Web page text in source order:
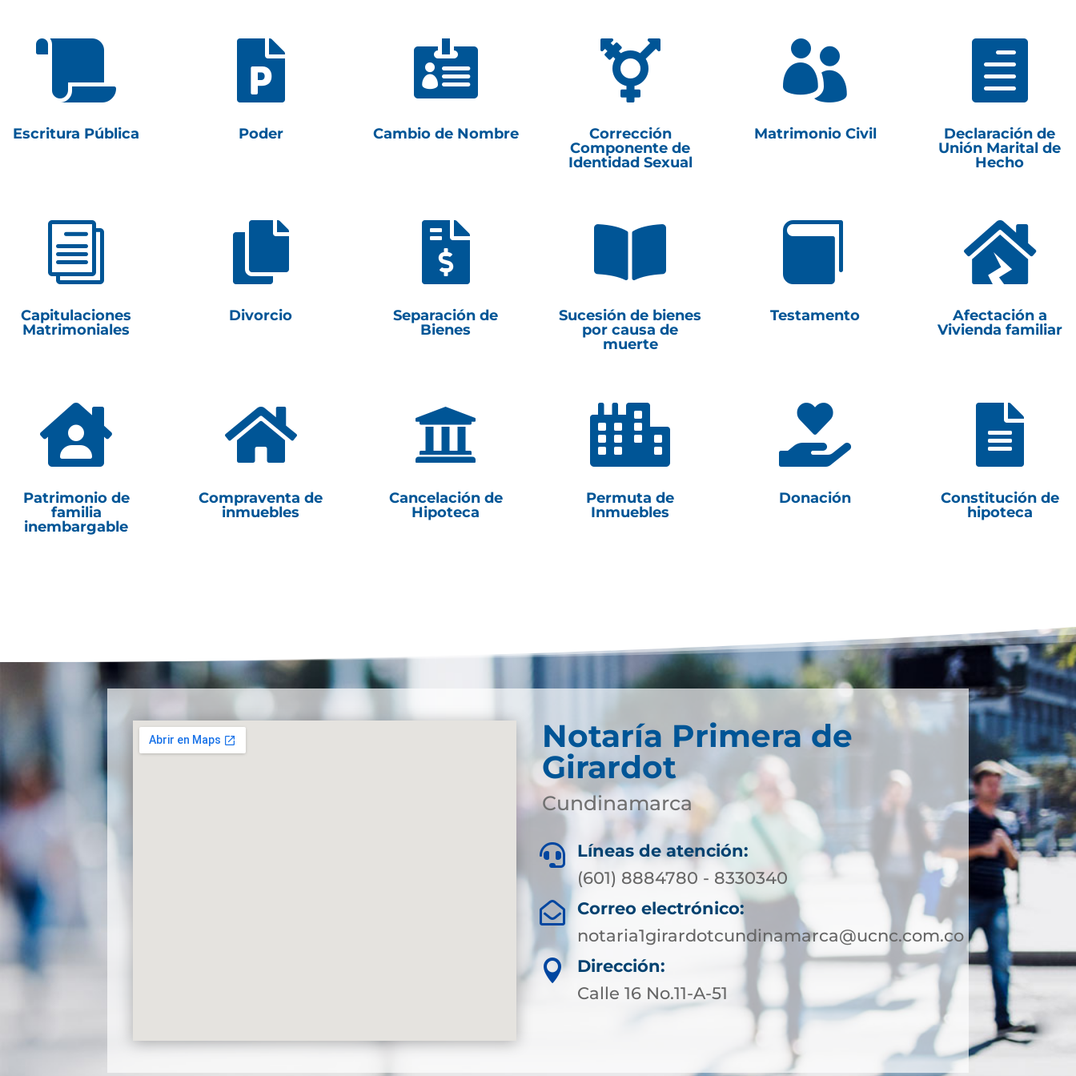

Escritura Pública

Poder

Cambio de Nombre

Corrección
Componente de
Identidad Sexual

Matrimonio Civil

Declaración de
Unión Marital de
Hecho
i
Capitulaciones
Matrimoniales

Divorcio

Separación de
Bienes

Sucesión de bienes
por causa de
muerte

Testamento

Afectación a
Vivienda familiar

Patrimonio de
familia
inembargable

Compraventa de
inmuebles

Cancelación de
Hipoteca

Permuta de
Inmuebles

Donación

Constitución de
hipoteca
Notaría Primera de
Girardot
Cundinamarca

Líneas de atención:
(601) 8884780 - 8330340

Correo electrónico:
notaria1girardotcundinamarca@ucnc.com.co

Dirección:
Calle 16 No.11-A-51